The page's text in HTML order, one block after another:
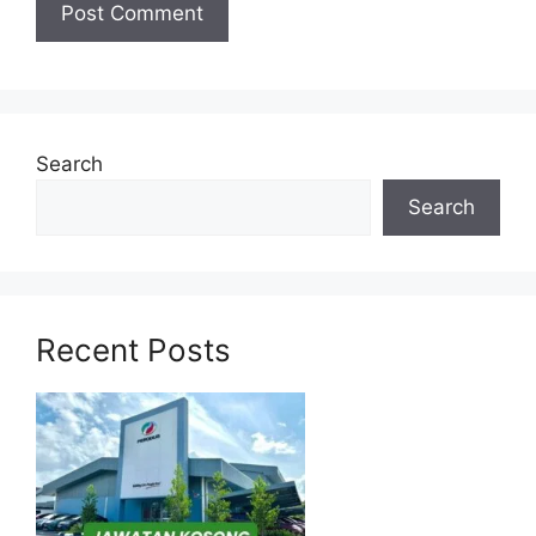
DG9
Senarai Kedai MyKasih untuk
Syarat Perlantikan GURU SPP
DG9
Syarat-syarat lantikan Pegawai Perkhidmatan
Search
Search
Recent Posts